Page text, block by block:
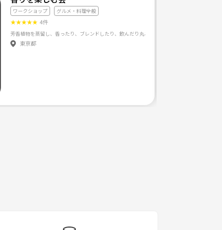
ワークショップ グルメ・料理全般
★★★★★ 4件
東京都